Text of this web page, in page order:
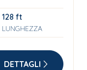
128 ft
LUNGHEZZA
DETTAGLI